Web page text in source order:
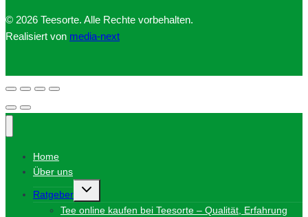
© 2026 Teesorte. Alle Rechte vorbehalten.
Realisiert von media-next
Home
Über uns
Ratgeber
Untermenü
Tee online kaufen bei Teesorte – Qualität, Erfahrung